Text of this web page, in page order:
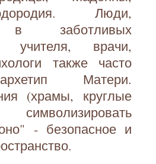
Люди,
в заботливых
учителя, врачи,
также часто
Матери.
(храмы, круглые
- безопасное и